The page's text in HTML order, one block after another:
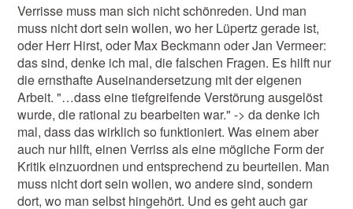
Verrisse muss man sich nicht schönreden. Und man
muss nicht dort sein wollen, wo her Lüpertz gerade ist,
oder Herr Hirst, oder Max Beckmann oder Jan Vermeer:
das sind, denke ich mal, die falschen Fragen. Es hilft nur
die ernsthafte Auseinandersetzung mit der eigenen
Arbeit. "…dass eine tiefgreifende Verstörung ausgelöst
wurde, die rational zu bearbeiten war." -> da denke ich
mal, dass das wirklich so funktioniert. Was einem aber
auch nur hilft, einen Verriss als eine mögliche Form der
Kritik einzuordnen und entsprechend zu beurteilen. Man
muss nicht dort sein wollen, wo andere sind, sondern
dort, wo man selbst hingehört. Und es geht auch gar